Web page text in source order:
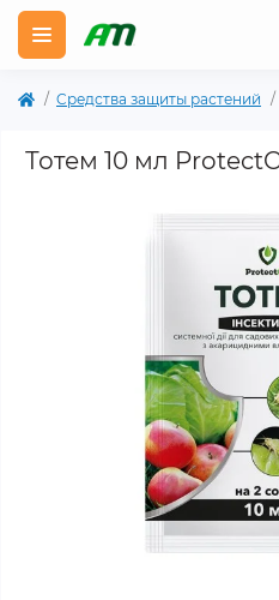
Cредства защиты растений
Тотем 10 мл